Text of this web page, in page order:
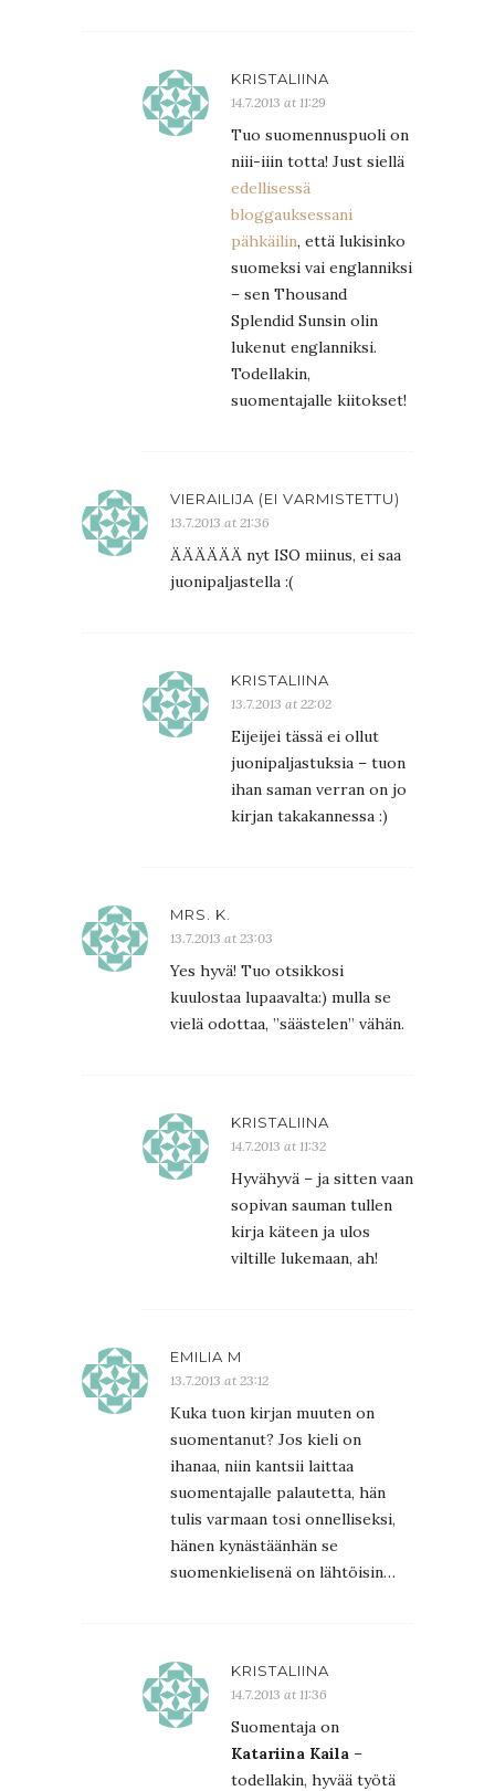
KRISTALIINA
14.7.2013 at 11:29
Tuo suomennuspuoli on
niii-iiin totta! Just siellä
edellisessä
bloggauksessani
pähkäilin, että lukisinko
suomeksi vai englanniksi
– sen Thousand
Splendid Sunsin olin
lukenut englanniksi.
Todellakin,
suomentajalle kiitokset!
VIERAILIJA (EI VARMISTETTU)
13.7.2013 at 21:36
ÄÄÄÄÄÄ nyt ISO miinus, ei saa
juonipaljastella :(
KRISTALIINA
13.7.2013 at 22:02
Eijeijei tässä ei ollut
juonipaljastuksia – tuon
ihan saman verran on jo
kirjan takakannessa :)
MRS. K.
13.7.2013 at 23:03
Yes hyvä! Tuo otsikkosi
kuulostaa lupaavalta:) mulla se
vielä odottaa, ”säästelen” vähän.
KRISTALIINA
14.7.2013 at 11:32
Hyvähyvä – ja sitten vaan
sopivan sauman tullen
kirja käteen ja ulos
viltille lukemaan, ah!
EMILIA M
13.7.2013 at 23:12
Kuka tuon kirjan muuten on
suomentanut? Jos kieli on
ihanaa, niin kantsii laittaa
suomentajalle palautetta, hän
tulis varmaan tosi onnelliseksi,
hänen kynästäänhän se
suomenkielisenä on lähtöisin…
KRISTALIINA
14.7.2013 at 11:36
Suomentaja on
Katariina Kaila –
todellakin, hyvää työtä